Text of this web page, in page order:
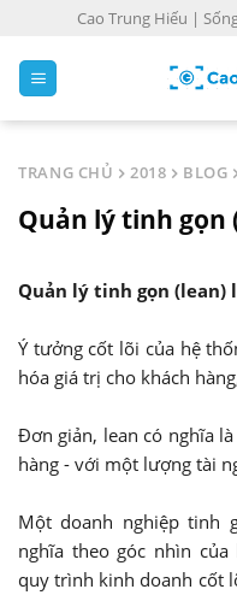
Cao Trung Hiếu |
TRANG CHỦ 2018 BLOG
Quản lý tinh gọn
Quản lý tinh gọn (lean)
Ý tưởng cốt lõi của hệ
hóa giá trị cho khách
Đơn giản, lean có nghĩa
hàng - với một lượng tài
Một doanh nghiệp tinh
nghĩa theo góc nhìn
quy trình kinh doanh cốt